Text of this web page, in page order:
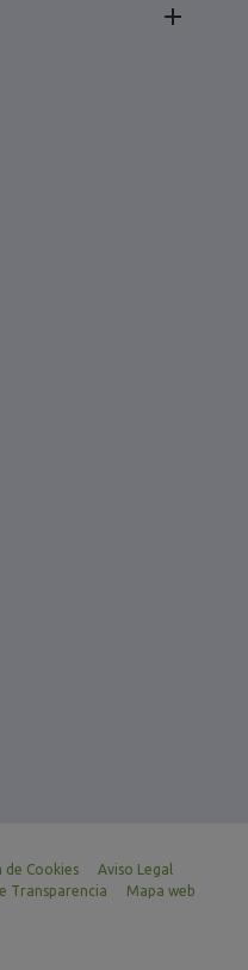

de Cookies
Aviso Legal
Transparencia Mapa web